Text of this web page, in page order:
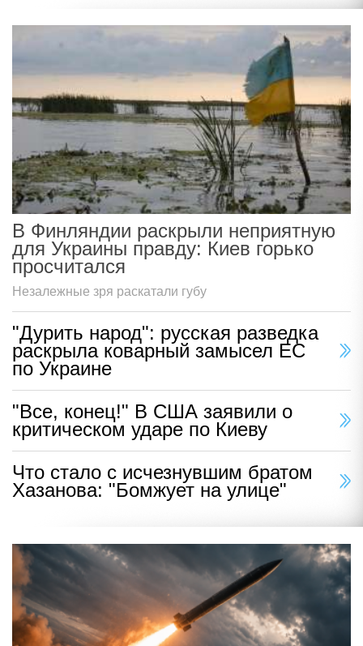
В Финляндии раскрыли неприятную
для Украины правду: Киев горько
просчитался
Незалежные зря раскатали губу
"Дурить народ": русская разведка
раскрыла коварный замысел ЕС
по Украине
"Все, конец!" В США заявили о
критическом ударе по Киеву
Что стало с исчезнувшим братом
Хазанова: "Бомжует на улице"